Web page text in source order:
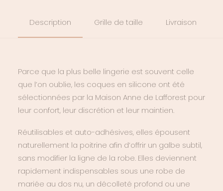
Description Grille de taille Livraison
Parce que la plus belle lingerie est souvent celle
que l’on oublie, les coques en silicone ont été
sélectionnées par la Maison Anne de Lafforest pour
leur confort, leur discrétion et leur maintien.
Réutilisables et auto-adhésives, elles épousent
naturellement la poitrine afin d’offrir un galbe subtil,
sans modifier la ligne de la robe. Elles deviennent
rapidement indispensables sous une robe de
mariée au dos nu, un décolleté profond ou une